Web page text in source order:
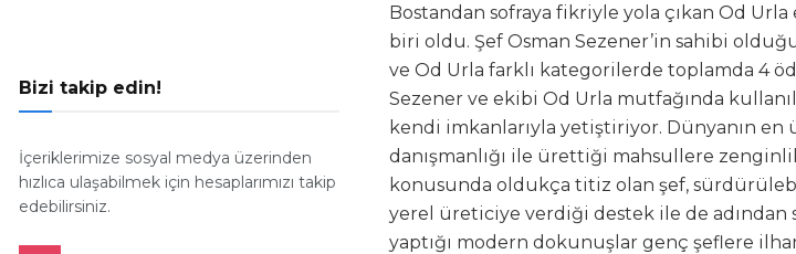
Bostandan sofraya fikriyle yola çıkan Od
biri oldu. Şef Osman Sezener’in sahibi
ve Od Urla farklı kategorilerde toplamda 4
Sezener ve ekibi Od Urla mutfağında
kendi imkanlarıyla yetiştiriyor. Dünyanın en
danışmanlığı ile ürettiği mahsullere
konusunda oldukça titiz olan şef,
yerel üreticiye verdiği destek ile de adından
yaptığı modern dokunuşlar genç şeflere
Bizi takip edin!
İçeriklerimize sosyal medya üzerinden
hızlıca ulaşabilmek için hesaplarımızı takip
edebilirsiniz.